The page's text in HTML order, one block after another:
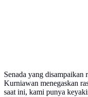
Senada yang disampaikan
Kurniawan menegaskan
saat ini, kami punya